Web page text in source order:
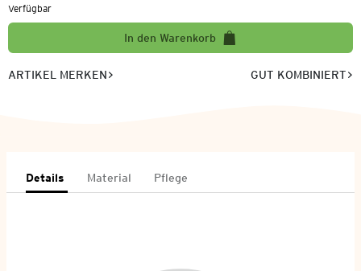
Verfügbar
In den Warenkorb
ARTIKEL MERKEN GUT KOMBINIERT
Details Material Pflege